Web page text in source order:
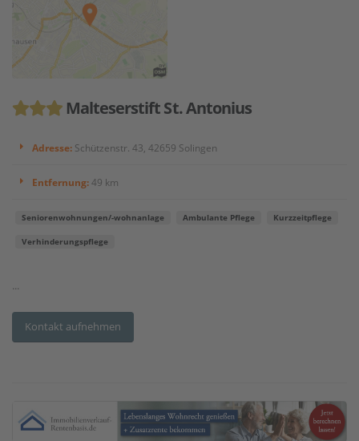
Malteserstift St. Antonius
Adresse: Schützenstr. 43, 42659 Solingen
Entfernung:49 km
Seniorenwohnungen/-wohnanlage Ambulante Pflege Kurzzeitpflege
Verhinderungspflege
...
Kontakt aufnehmen